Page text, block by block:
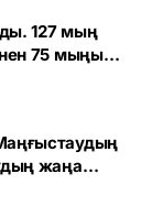
127 мың
75 мыңы
жаңа